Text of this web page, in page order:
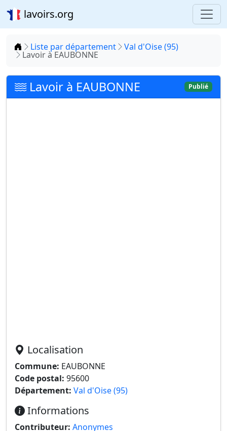
lavoirs.org
Accueil
Liste par département Val d'Oise (95)
Lavoir à EAUBONNE
Lavoir à EAUBONNE Publié
Localisation
Commune: EAUBONNE
Code postal: 95600
Département: Val d'Oise (95)
Informations
Contributeur: Anonymes